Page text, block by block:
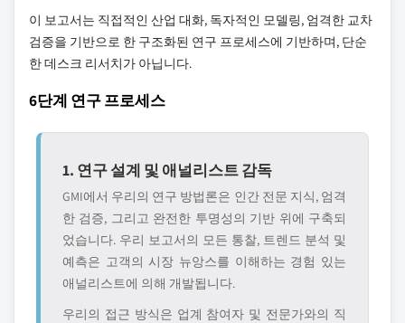
이 보고서는 직접적인 산업 대화, 독자적인 모델링, 엄격한 교차
검증을 기반으로 한 구조화된 연구 프로세스에 기반하며, 단순
한 데스크 리서치가 아닙니다.
6단계 연구 프로세스
1. 연구 설계 및 애널리스트 감독
GMI에서 우리의 연구 방법론은 인간 전문 지식, 엄격
한 검증, 그리고 완전한 투명성의 기반 위에 구축되
었습니다. 우리 보고서의 모든 통찰, 트렌드 분석 및
예측은 고객의 시장 뉴앙스를 이해하는 경험 있는
애널리스트에 의해 개발됩니다.
우리의 접근 방식은 업계 참여자 및 전문가와의 직